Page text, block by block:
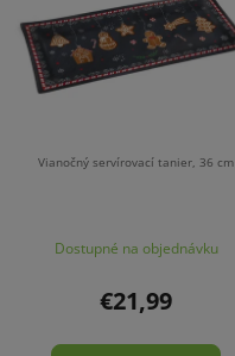
Vianočný servírovací tanier, 36 cm
Dostupné na objednávku
€21,99